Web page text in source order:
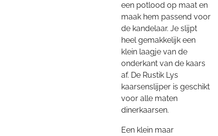
een potlood op maat en
maak hem passend voor
de kandelaar. Je slijpt
heel gemakkelijk een
klein laagje van de
onderkant van de kaars
af. De Rustik Lys
kaarsenslijper is geschikt
voor alle maten
dinerkaarsen.
Een klein maar